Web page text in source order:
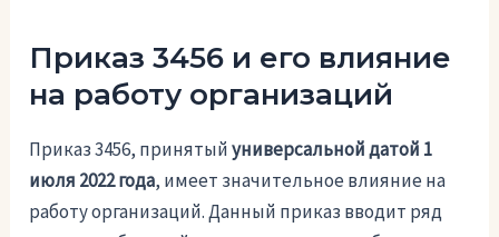
Приказ 3456 и его влияние
на работу организаций
Приказ 3456, принятыйуниверсальной датой 1
июля 2022 года, имеет значительное влияние на
работу организаций. Данный приказ вводит ряд